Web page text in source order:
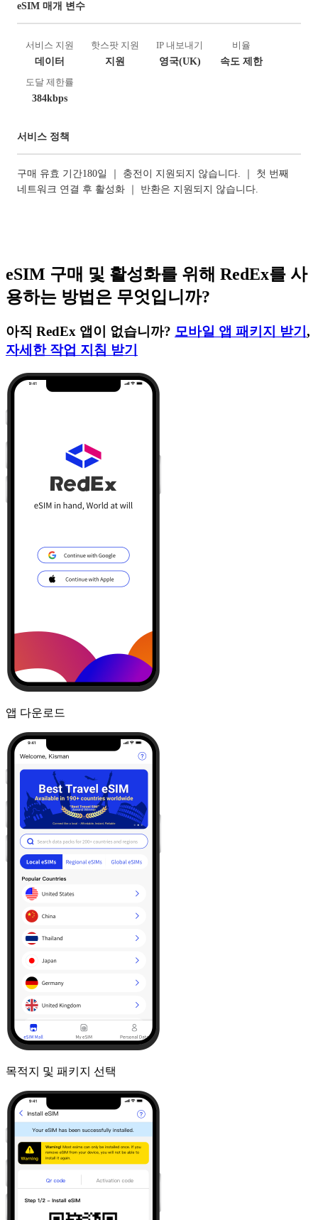
eSIM 매개 변수
서비스 지원
데이터
핫스팟 지원
지원
IP 내보내기
영국(UK)
비율
속도 제한
도달 제한률
384kbps
서비스 정책
구매 유효 기간180일 ｜ 충전이 지원되지 않습니다. ｜ 첫 번째
네트워크 연결 후 활성화 ｜ 반환은 지원되지 않습니다.
eSIM 구매 및 활성화를 위해 RedEx를 사
용하는 방법은 무엇입니까?
아직 RedEx 앱이 없습니까? 모바일 앱 패키지 받기 ,
자세한 작업 지침 받기
앱 다운로드
목적지 및 패키지 선택